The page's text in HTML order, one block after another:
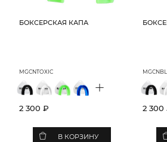
БОКСЕРСКАЯ КАПА
MGCNTOXIC
+
2 300 ₽
В КОРЗИНУ
2 300